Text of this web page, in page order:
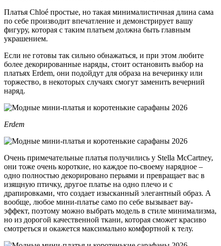
Платья Chloé простые, но такая минималистичная длина сама
по себе производит впечатление и демонстрирует вашу
фигуру, которая с таким платьем должна быть главным
украшением.
Если не готовы так сильно обнажаться, и при этом любите
более декорированные наряды, стоит остановить выбор на
платьях Erdem, они подойдут для образа на вечеринку или
торжество, в некоторых случаях смогут заменить вечерний
наряд.
Erdem
Очень примечательные платья получились у Stella McCartney,
они тоже очень короткие, но каждое по-своему нарядное –
одно полностью декорировано перьями и превращает вас в
изящную птичку, другое платье на одно плечо и с
драпировками, что создает изысканный элегантный образ. А
вообще, любое мини-платье само по себе вызывает вау-
эффект, поэтому можно выбрать модель в стиле минимализма,
но из дорогой качественной ткани, которая сможет красиво
смотреться и окажется максимально комфортной к телу.